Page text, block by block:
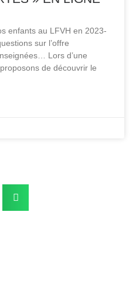
enfants au LFVH en 2023-
sur l’offre
Lors d’une
de découvrir le